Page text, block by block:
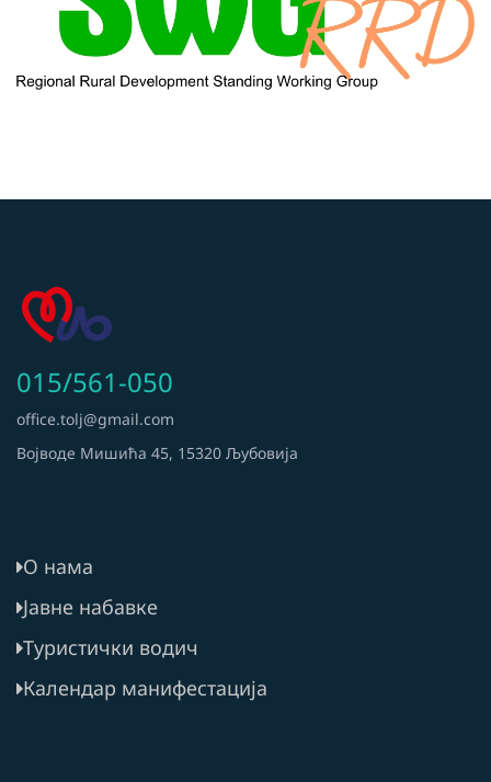
015/561-050
office.tolj@gmail.com
Војводе Мишића 45, 15320 Љубовија
О нама
Јавне набавке
Туристички водич
Календар манифестација